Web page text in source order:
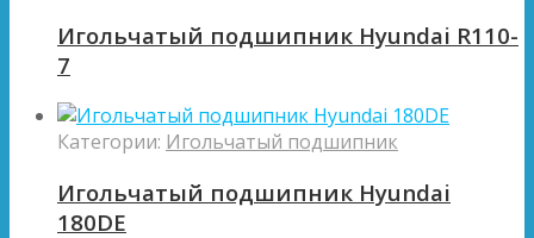
Игольчатый подшипник Hyundai R110-
7
Категории: Игольчатый подшипник
Игольчатый подшипник Hyundai
180DE